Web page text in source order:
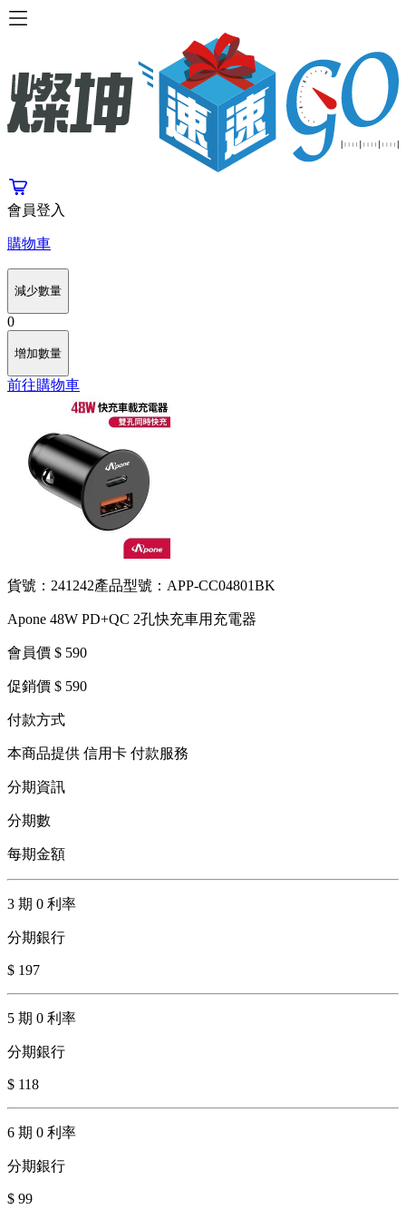
會員登入
購物車
減少數量
0
增加數量
前往購物車
貨號：241242產品型號：APP-CC04801BK
Apone 48W PD+QC 2孔快充車用充電器
會員價 $ 590
促銷價 $ 590
付款方式
本商品提供 信用卡 付款服務
分期資訊
分期數
每期金額
3 期 0 利率
分期銀行
$ 197
5 期 0 利率
分期銀行
$ 118
6 期 0 利率
分期銀行
$ 99